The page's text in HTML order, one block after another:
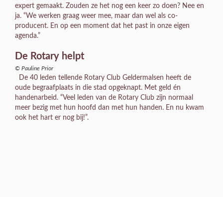
expert gemaakt. Zouden ze het nog een keer zo doen? Nee en
ja. “We werken graag weer mee, maar dan wel als co-
producent. En op een moment dat het past in onze eigen
agenda.”
De Rotary helpt
© Pauline Prior
De 40 leden tellende Rotary Club Geldermalsen heeft de
oude begraafplaats in die stad opgeknapt. Met geld én
handenarbeid. “Veel leden van de Rotary Club zijn normaal
meer bezig met hun hoofd dan met hun handen. En nu kwam
ook het hart er nog bij!”.